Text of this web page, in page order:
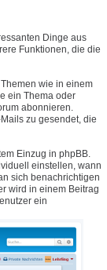
Dinge aus
Funktionen, die die
wie in einem
ein Thema oder
abonnieren.
zu gesendet, die
Einzug in phpBB.
einstellen, wann
sich benachrichtigen
wird in einem Beitrag
ein